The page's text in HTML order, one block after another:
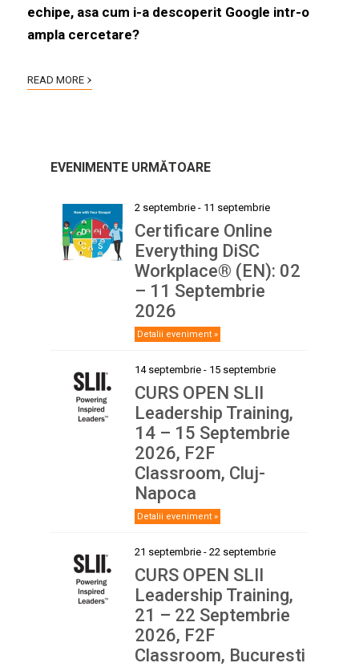
echipe, asa cum i-a descoperit Google intr-o
ampla cercetare?
READ MORE ›
EVENIMENTE URMĂTOARE
2 septembrie - 11 septembrie
Certificare Online
Everything DiSC
Workplace® (EN): 02
– 11 Septembrie
2026
Detalii eveniment »
14 septembrie - 15 septembrie
CURS OPEN SLII
Leadership Training,
14 – 15 Septembrie
2026, F2F
Classroom, Cluj-
Napoca
Detalii eveniment »
21 septembrie -22 septembrie
CURS OPEN SLII
Leadership Training,
21 – 22 Septembrie
2026, F2F
Classroom, Bucuresti